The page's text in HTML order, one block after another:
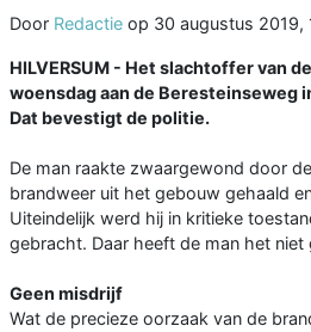
Door Redactie op 30 augustus 2019,
HILVERSUM - Het slachtoffer van
woensdag aan de Beresteinseweg
Dat bevestigt de politie.
De man raakte zwaargewond door
brandweer uit het gebouw gehaald
Uiteindelijk werd hij in kritieke
gebracht. Daar heeft de man het niet
Geen misdrijf
Wat de precieze oorzaak van de